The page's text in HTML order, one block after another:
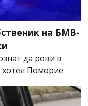
на БМВ-
да рови в
хотел Поморие